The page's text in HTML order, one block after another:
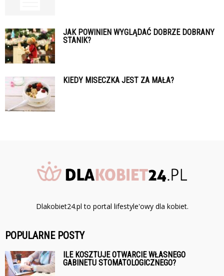
JAK POWINIEN WYGLĄDAĆ DOBRZE DOBRANY
STANIK?
KIEDY MISECZKA JEST ZA MAŁA?
Dlakobiet24.pl to portal lifestyle'owy dla kobiet.
POPULARNE POSTY
ILE KOSZTUJE OTWARCIE WŁASNEGO
GABINETU STOMATOLOGICZNEGO?